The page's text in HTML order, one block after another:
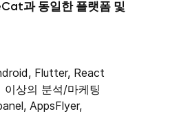
과 동일한 플랫폼 및
Flutter, React
상의 분석/마케팅
AppsFlyer,